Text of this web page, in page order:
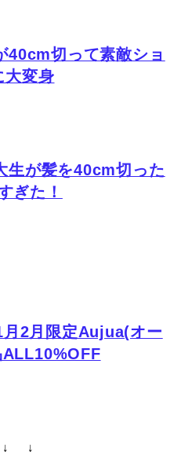
40cm切って素敵ショ
大変身
生が髪を40cm切った
ぎた！
月2月限定Aujua(オー
↓